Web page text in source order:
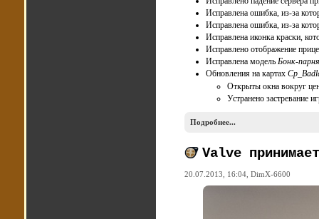
Исправлена ошибка, из-за
Исправлена ошибка, из-за
Исправлена иконка краски,
Исправлено отображение
Исправлена модель Бонк-парня
Обновления на картах
Открыты окна вокруг
Устранено застревание
Подробнее...
Valve
20.07.2013, 16:04, DimX-6600